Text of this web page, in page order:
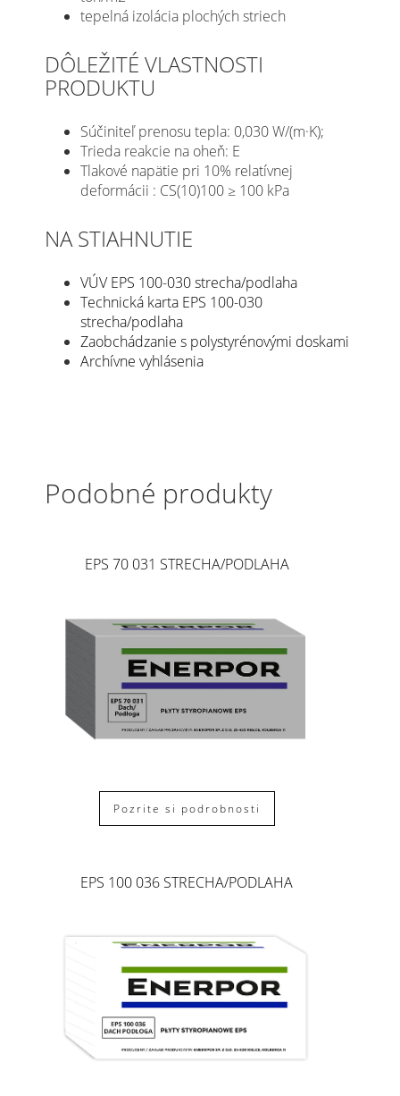
tepelná izolácia plochých striech
DÔLEŽITÉ VLASTNOSTI
PRODUKTU
Súčiniteľ prenosu tepla: 0,030 W/(m·K);
Trieda reakcie na oheň: E
Tlakové napätie pri 10% relatívnej
deformácii : CS(10)100 ≥ 100 kPa
NA STIAHNUTIE
VÚV EPS 100-030 strecha/podlaha
Technická karta EPS 100-030
strecha/podlaha
Zaobchádzanie s polystyrénovými doskami
Archívne vyhlásenia
Podobné produkty
EPS 70 031 STRECHA/PODLAHA
Pozrite si podrobnosti
EPS 100 036 STRECHA/PODLAHA